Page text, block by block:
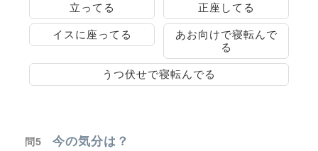
立ってる 正座してる
イスに座ってる
あお向けで寝転んで
る
うつ伏せで寝転んでる
問5 今の気分は？